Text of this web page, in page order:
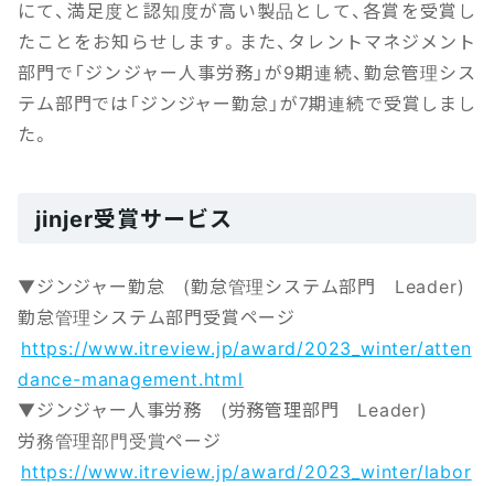
にて、満足度と認知度が高い製品として、各賞を受賞し
たことをお知らせします。また、タレントマネジメント
部門で「ジンジャー人事労務」が9期連続、勤怠管理シス
テム部門では「ジンジャー勤怠」が7期連続で受賞しまし
た。
jinjer受賞サービス
▼ジンジャー勤怠 (勤怠管理システム部門 Leader)
勤怠管理システム部門受賞ページ
https://www.itreview.jp/award/2023_winter/atten
dance-management.html
▼ジンジャー人事労務 (労務管理部門 Leader)
労務管理部門受賞ページ
https://www.itreview.jp/award/2023_winter/labor